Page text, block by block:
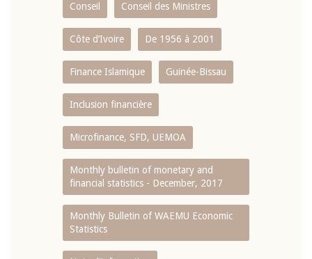
Conseil Conseil des Ministres
Côte d’Ivoire De 1956 à 2001
Finance Islamique Guinée-Bissau
Inclusion financière
Microfinance, SFD, UEMOA
Monthly bulletin of monetary and
financial statistics - December, 2017
Monthly Bulletin of WAEMU Economic
Statistics